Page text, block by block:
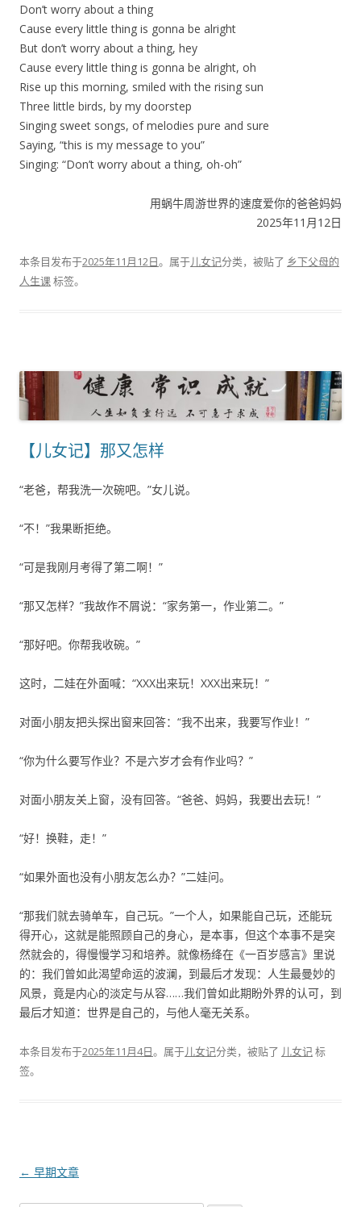
Don’t worry about a thing
Cause every little thing is gonna be alright
But don’t worry about a thing, hey
Cause every little thing is gonna be alright, oh
Rise up this morning, smiled with the rising sun
Three little birds, by my doorstep
Singing sweet songs, of melodies pure and sure
Saying, “this is my message to you”
Singing: “Don’t worry about a thing, oh-oh”
用蜗牛周游世界的速度爱你的爸爸妈妈
2025年11月12日
本条目发布于2025年11月12日。属于儿女记分类，被贴了 乡下父母的
人生课标签。
【儿女记】那又怎样
“老爸，帮我洗一次碗吧。”女儿说。
“不！”我果断拒绝。
“可是我刚月考得了第二啊！”
“那又怎样？”我故作不屑说：“家务第一，作业第二。”
“那好吧。你帮我收碗。”
这时，二娃在外面喊：“XXX出来玩！XXX出来玩！”
对面小朋友把头探出窗来回答：“我不出来，我要写作业！”
“你为什么要写作业？不是六岁才会有作业吗？”
对面小朋友关上窗，没有回答。“爸爸、妈妈，我要出去玩！”
“好！换鞋，走！”
“如果外面也没有小朋友怎么办？”二娃问。
“那我们就去骑单车，自己玩。”一个人，如果能自己玩，还能玩
得开心，这就是能照顾自己的身心，是本事，但这个本事不是突
然就会的，得慢慢学习和培养。就像杨绛在《一百岁感言》里说
的：我们曾如此渴望命运的波澜，到最后才发现：人生最曼妙的
风景，竟是内心的淡定与从容……我们曾如此期盼外界的认可，到
最后才知道：世界是自己的，与他人毫无关系。
本条目发布于2025年11月4日。属于儿女记分类，被贴了 儿女记标
签。
文
← 早期文章